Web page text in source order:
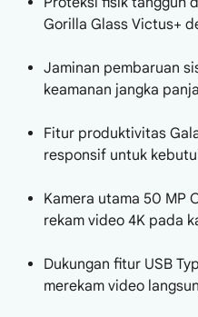
Gorilla Glass Victus+
Jaminan pembaruan
keamanan jangka
Fitur produktivitas
responsif untuk
Kamera utama 50 MP
rekam video 4K pada
Dukungan fitur USB
merekam video